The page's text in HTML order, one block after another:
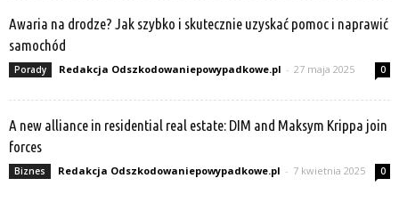
Awaria na drodze? Jak szybko i skutecznie uzyskać pomoc i naprawić
samochód
Porady Redakcja Odszkodowaniepowypadkowe.pl - 27 maja 2025 0
A new alliance in residential real estate: DIM and Maksym Krippa join
forces
Biznes Redakcja Odszkodowaniepowypadkowe.pl - 7 kwietnia 2025 0